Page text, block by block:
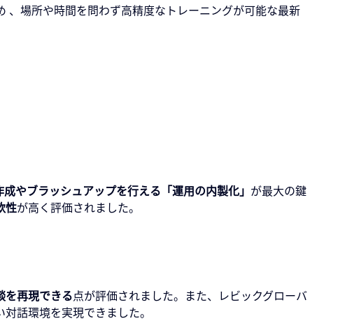
、場所や時間を問わず高精度なトレーニングが可能な最新
やブラッシュアップを行える「運用の内製化」 が最大の鍵
性が高く評価されました。
を再現できる点が評価されました。また、レビックグローバ
話環境を実現できました。